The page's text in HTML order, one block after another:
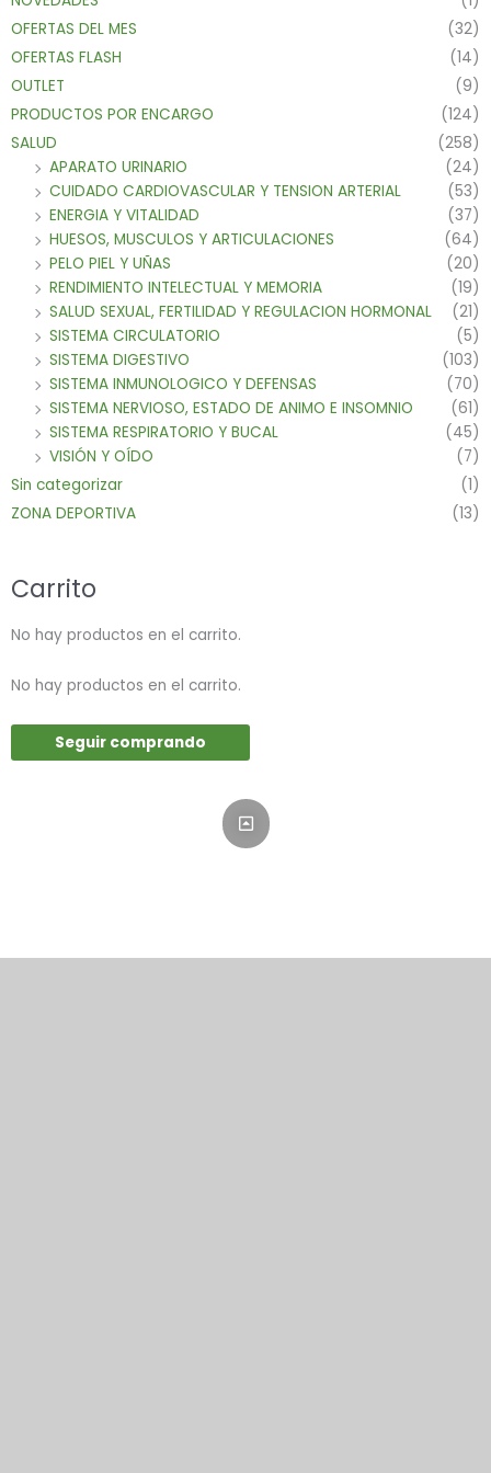
OFERTAS DEL MES
(32)
OFERTAS FLASH
(14)
OUTLET
(9)
PRODUCTOS POR ENCARGO
(124)
SALUD
(258)
APARATO URINARIO
(24)
CUIDADO CARDIOVASCULAR Y TENSION ARTERIAL
(53)
ENERGIA Y VITALIDAD
(37)
HUESOS, MUSCULOS Y ARTICULACIONES
(64)
PELO PIEL Y UÑAS
(20)
RENDIMIENTO INTELECTUAL Y MEMORIA
(19)
SALUD SEXUAL, FERTILIDAD Y REGULACION HORMONAL
(21)
SISTEMA CIRCULATORIO
(5)
SISTEMA DIGESTIVO
(103)
SISTEMA INMUNOLOGICO Y DEFENSAS
(70)
SISTEMA NERVIOSO, ESTADO DE ANIMO E INSOMNIO
(61)
SISTEMA RESPIRATORIO Y BUCAL
(45)
VISIÓN Y OÍDO
(7)
Sin categorizar
(1)
ZONA DEPORTIVA
(13)
Carrito
No hay productos en el carrito.
No hay productos en el carrito.
Seguir comprando